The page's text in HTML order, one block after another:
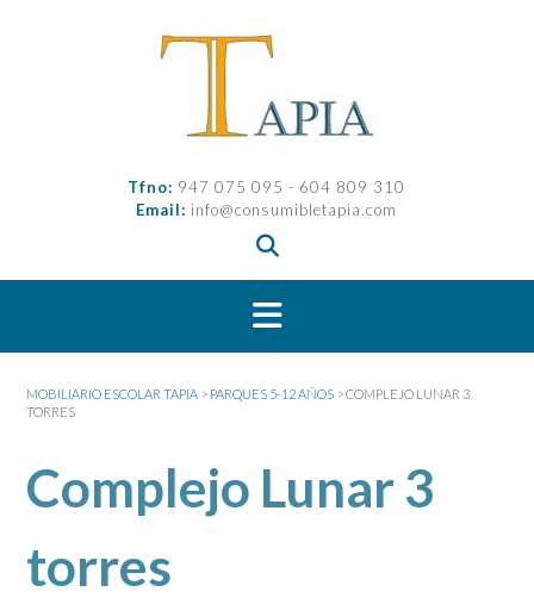
Tfno: 947 075 095 - 604 809 310
Email: info@consumibletapia.com
MOBILIARIO ESCOLAR TAPIA > PARQUES 5-12 AÑOS >COMPLEJO LUNAR 3
TORRES
Complejo Lunar 3
torres